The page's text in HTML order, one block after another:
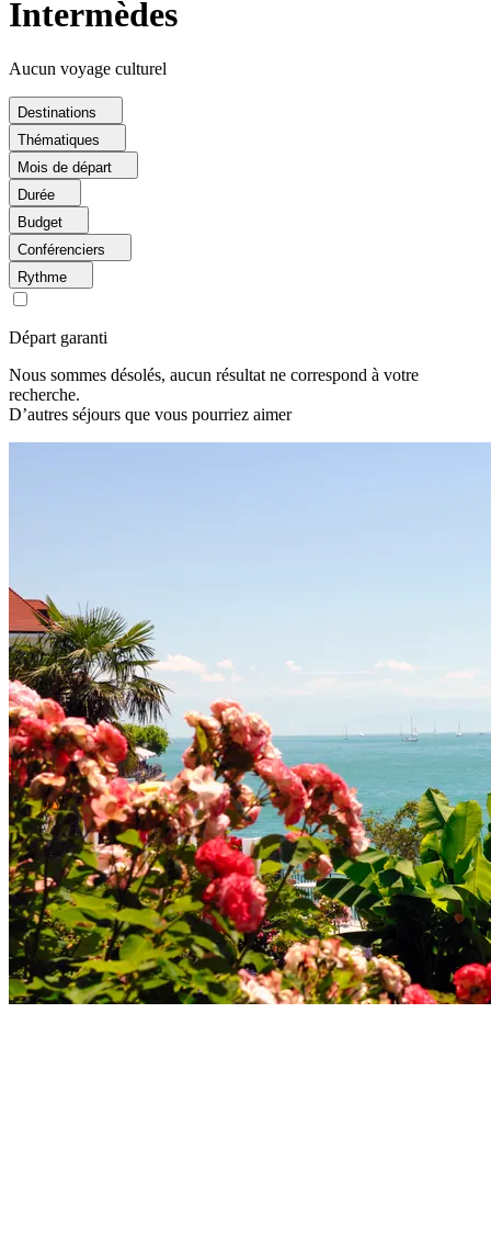
Intermèdes
Aucun voyage culturel
Destinations
Thématiques
Mois de départ
Durée
Budget
Conférenciers
Rythme
Départ garanti
Nous sommes désolés, aucun résultat ne correspond à votre
recherche.
D’autres séjours que vous pourriez aimer